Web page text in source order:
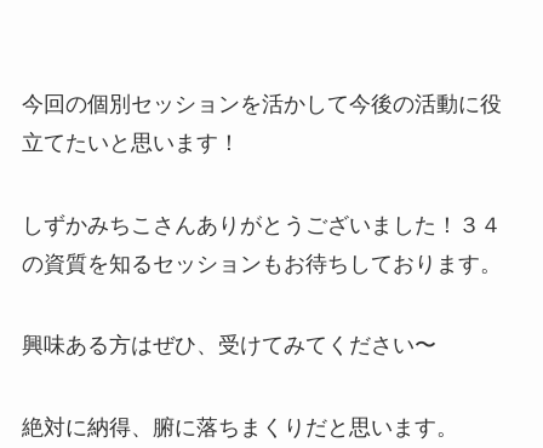
今回の個別セッションを活かして今後の活動に役
立てたいと思います！
しずかみちこさんありがとうございました！３４
の資質を知るセッションもお待ちしております。
興味ある方はぜひ、受けてみてください〜
絶対に納得、腑に落ちまくりだと思います。